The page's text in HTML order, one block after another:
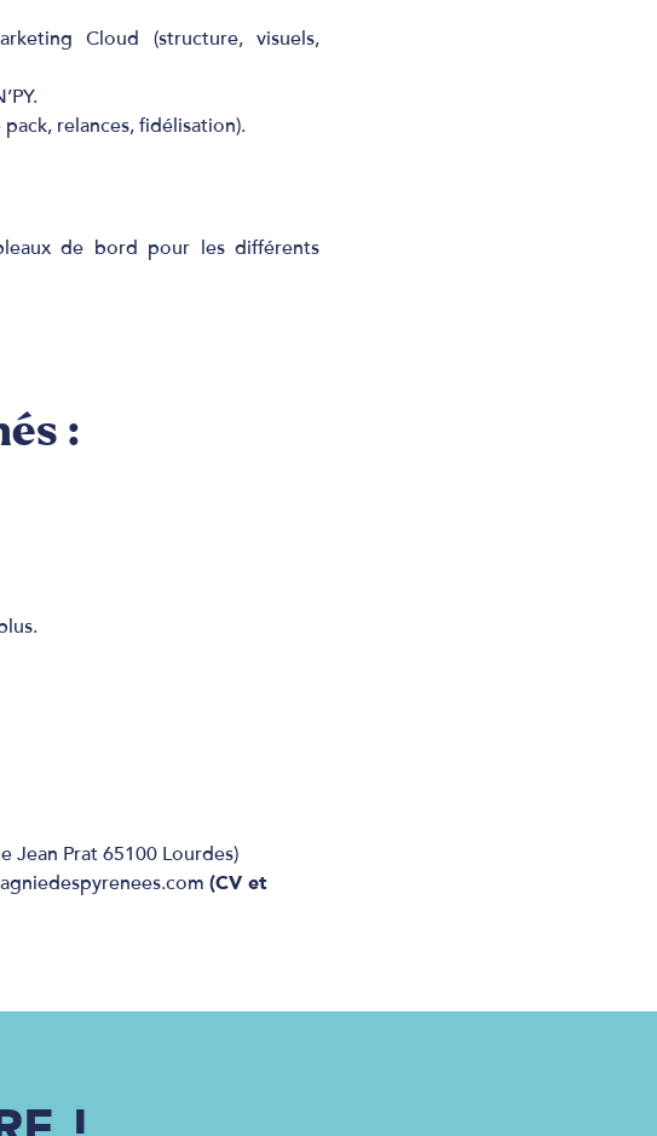
Cloud (structure, visuels,
relances, fidélisation).
de bord pour les différents
:
Jean Prat 65100 Lourdes)
(CV et